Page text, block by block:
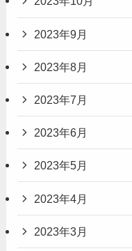
2023年9月
2023年8月
2023年7月
2023年6月
2023年5月
2023年4月
2023年3月